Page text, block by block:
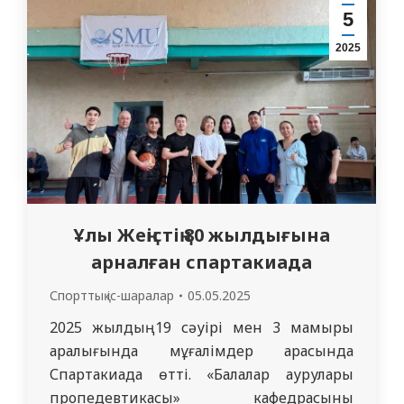
1110, 1111, 1112, 1113 кураторлық
топтары қатысты. Өте тартысты өткен
ойындар нәтижесі бойынша: …
5
2025
Ұлы Жеңістің 80 жылдығына
арналған спартакиада
Спорттық іс-шаралар 05.05.2025
2025 жылдың 19 сәуірі мен 3 мамыры
аралығында мұғалімдер арасында
Спартакиада өтті. «Балалар аурулары
пропедевтикасы» кафедрасының